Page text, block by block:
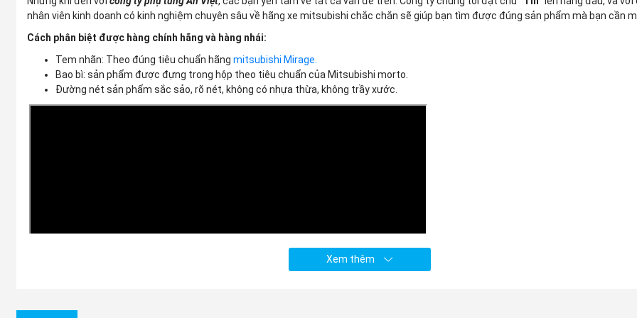
nhân viên kinh doanh có kinh nghiệm chuyên sâu về hãng xe mitsubishi chắc chắn sẽ giúp bạn tìm được đúng sản phẩm mà bạn cần
Cách phân biệt được hàng chính hãng và hàng nhái:
Tem nhãn: Theo đúng tiêu chuẩn hãng mitsubishi Mirage.
Bao bì: sản phẩm được đựng trong hộp theo tiêu chuẩn của Mitsubishi morto.
Đường nét sản phẩm sắc sảo, rõ nét, không có nhựa thừa, không trầy xước.
Xem thêm